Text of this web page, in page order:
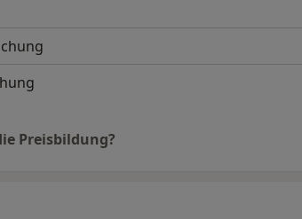
Preisbildung?